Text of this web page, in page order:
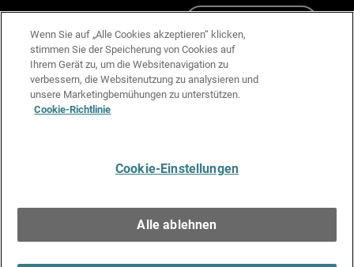
Cookie-Richtlinie
Datenschutzrichtlinie
Media & Brand Kit
Wenn Sie auf „Alle Cookies akzeptieren“ klicken,
stimmen Sie der Speicherung von Cookies auf
Ihrem Gerät zu, um die Websitenavigation zu
verbessern, die Websitenutzung zu analysieren und
unsere Marketingbemühungen zu unterstützen.
Cookie-Richtlinie
Cookie-Einstellungen
Alle ablehnen